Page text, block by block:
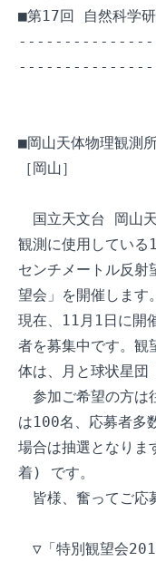
■第17回 自然科学
■岡山天体物理観測
［岡山］
国立天文台 岡山
観測に使用している
センチメートル反射
望会」を開催します。
現在、11月1日に開
者を募集中です。観
体は、月と球状星団
参加ご希望の方は
は100名、応募者多
場合は抽選となり
着) です。
皆様、奮ってご応
▽「特別観望会